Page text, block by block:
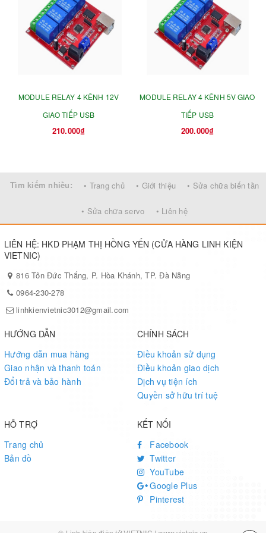
MODULE RELAY 4 KÊNH 12V
GIAO TIẾP USB
210.000₫
MODULE RELAY 4 KÊNH 5V GIAO
TIẾP USB
200.000₫
Tìm kiếm nhiều: • Trang chủ • Giới thiệu • Sửa chữa biến tần
• Sửa chữa servo • Liên hệ
LIÊN HỆ: HKD PHẠM THỊ HỒNG YẾN (CỬA HÀNG LINH KIỆN
VIETNIC)
816 Tôn Đức Thắng, P. Hòa Khánh, TP. Đà Nẵng
0964-230-278
linhkienvietnic3012@gmail.com
HƯỚNG DẪN
Hướng dẫn mua hàng
Giao nhận và thanh toán
Đổi trả và bảo hành
CHÍNH SÁCH
Điều khoản sử dụng
Điều khoản giao dịch
Dịch vụ tiện ích
Quyền sở hữu trí tuệ
HỖ TRỢ
Trang chủ
Bản đồ
KẾT NỐI
Facebook
Twitter
YouTube
Google Plus
Pinterest